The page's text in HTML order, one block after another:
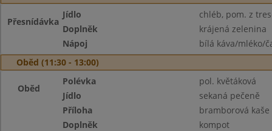
Přesnídávka
Jídlo
chléb, pom. z
Doplněk
krájená zelenina
Nápoj
bílá káva/mléko/
Oběd (11:30 - 13:00)
Oběd
Polévka
pol. květáková
Jídlo
sekaná pečeně
Příloha
bramborová kaše
Doplněk
kompot